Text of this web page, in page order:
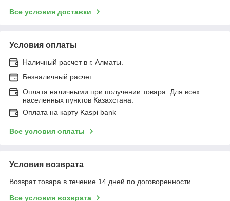
Все условия доставки
Условия оплаты
Наличный расчет в г. Алматы.
Безналичный расчет
Оплата наличными при получении товара. Для всех
населенных пунктов Казахстана.
Оплата на карту Kaspi bank
Все условия оплаты
Условия возврата
Возврат товара в течение 14 дней по договоренности
Все условия возврата